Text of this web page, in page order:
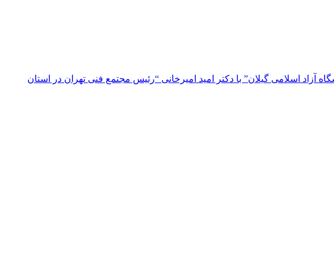
اسلامی گیلان” با دکتر امید امیرخانی “رئیس مجتمع فنی تهران در استان